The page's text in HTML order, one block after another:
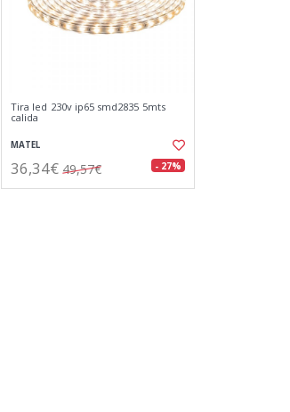
Tira led 230v ip65 smd2835 5mts
calida
MATEL
36,34€ 49,57€ - 27%